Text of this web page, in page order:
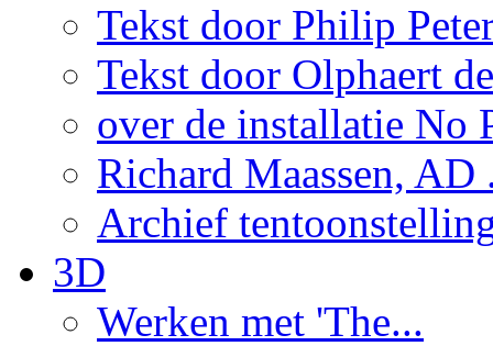
Tekst door Philip
Tekst door Olphaert
over de installatie No
Richard Maassen, AD
Archief
3D
Werken met 'The...